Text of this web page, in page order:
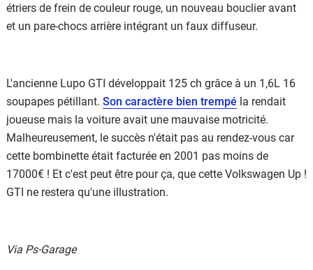
étriers de frein de couleur rouge, un nouveau bouclier avant
et un pare-chocs arrière intégrant un faux diffuseur.
L'ancienne Lupo GTI développait 125 ch grâce à un 1,6L 16
soupapes pétillant. Son caractère bien trempé la rendait
joueuse mais la voiture avait une mauvaise motricité.
Malheureusement, le succès n'était pas au rendez-vous car
cette bombinette était facturée en 2001 pas moins de
17000€ ! Et c'est peut être pour ça, que cette Volkswagen Up !
GTI ne restera qu'une illustration.
Via Ps-Garage